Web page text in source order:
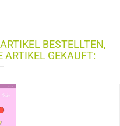
BESTELLTEN,
ARTIKEL GEKAUFT: